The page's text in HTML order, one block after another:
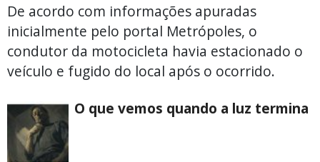
De acordo com informações apuradas
inicialmente pelo portal Metrópoles, o
condutor da motocicleta havia estacionado o
veículo e fugido do local após o ocorrido.
O que vemos quando a luz termina